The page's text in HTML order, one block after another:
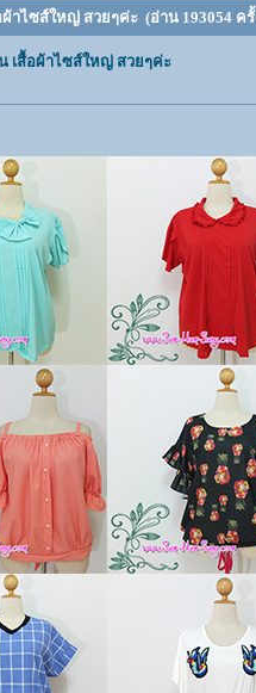
ไซส์ใหญ่ สวยๆค่ะ (อ่าน 193054 ครั้
เสื้อผ้าไซส์ใหญ่ สวยๆค่ะ